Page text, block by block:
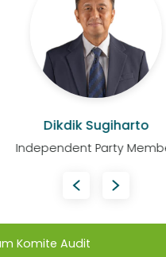
Dikdik Sugiharto
Independent Party
Komite Audit